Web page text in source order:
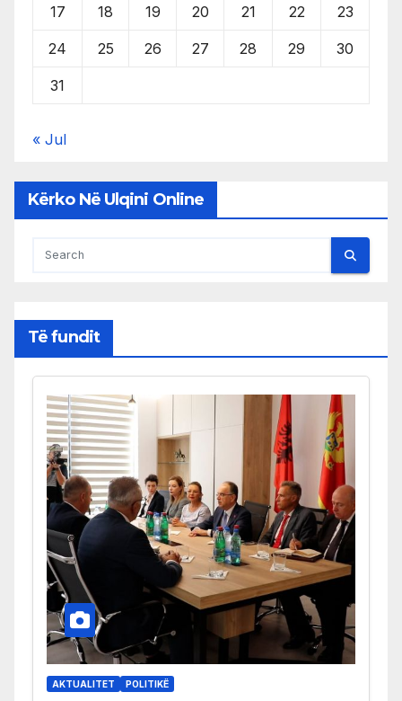
17 18 19 20 21 22 23
24 25 26 27 28 29 30
31
« Jul
Kërko Në Ulqini Online
Të fundit
AKTUALITET POLITIKË